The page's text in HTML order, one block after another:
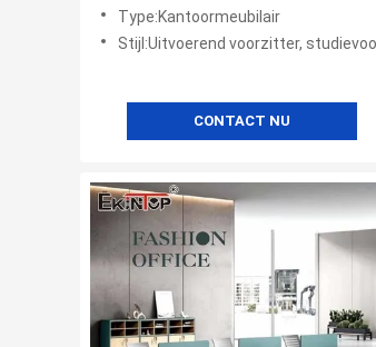
Type:Kantoormeubilair
Stijl:Uitvoerend voorzitter,
CONTACT NU